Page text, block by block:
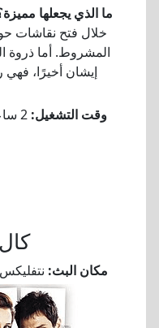
ما الذي يجعلها
خلال فتح نقاشات
المشروط. أما ذروة
إيشان أخيرًا، فهي
وقت التشغيل:
8.
مكان البث: